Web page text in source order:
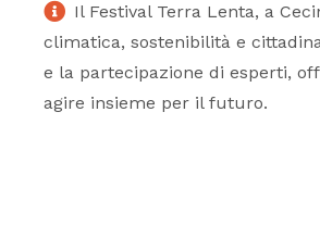
Il Festival Terra Lenta, a
climatica, sostenibilità e
e la partecipazione di esperti,
agire insieme per il futuro.